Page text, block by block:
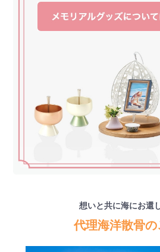
想いと共に海にお還
代理海洋散骨の